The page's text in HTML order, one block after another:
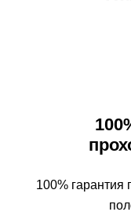
100% гарантия